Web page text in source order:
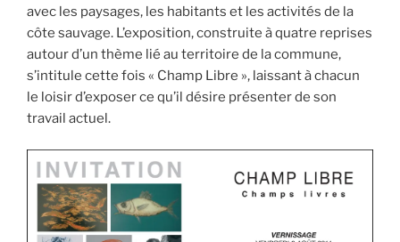
avec les paysages, les habitants et les activités de la
côte sauvage. L’exposition, construite à quatre reprises
autour d’un thème lié au territoire de la commune,
s’intitule cette fois « Champ Libre », laissant à chacun
le loisir d’exposer ce qu’il désire présenter de son
travail actuel.